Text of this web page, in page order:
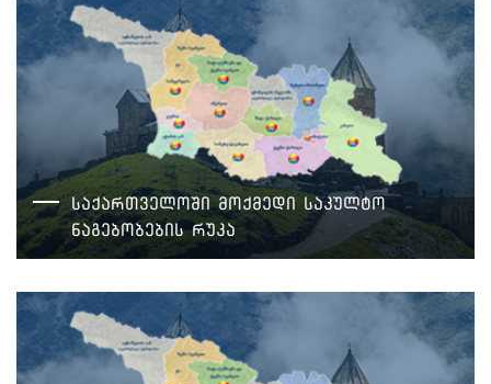
საქართველოში მოქმედი საკულტო
ნაგებობების რუკა